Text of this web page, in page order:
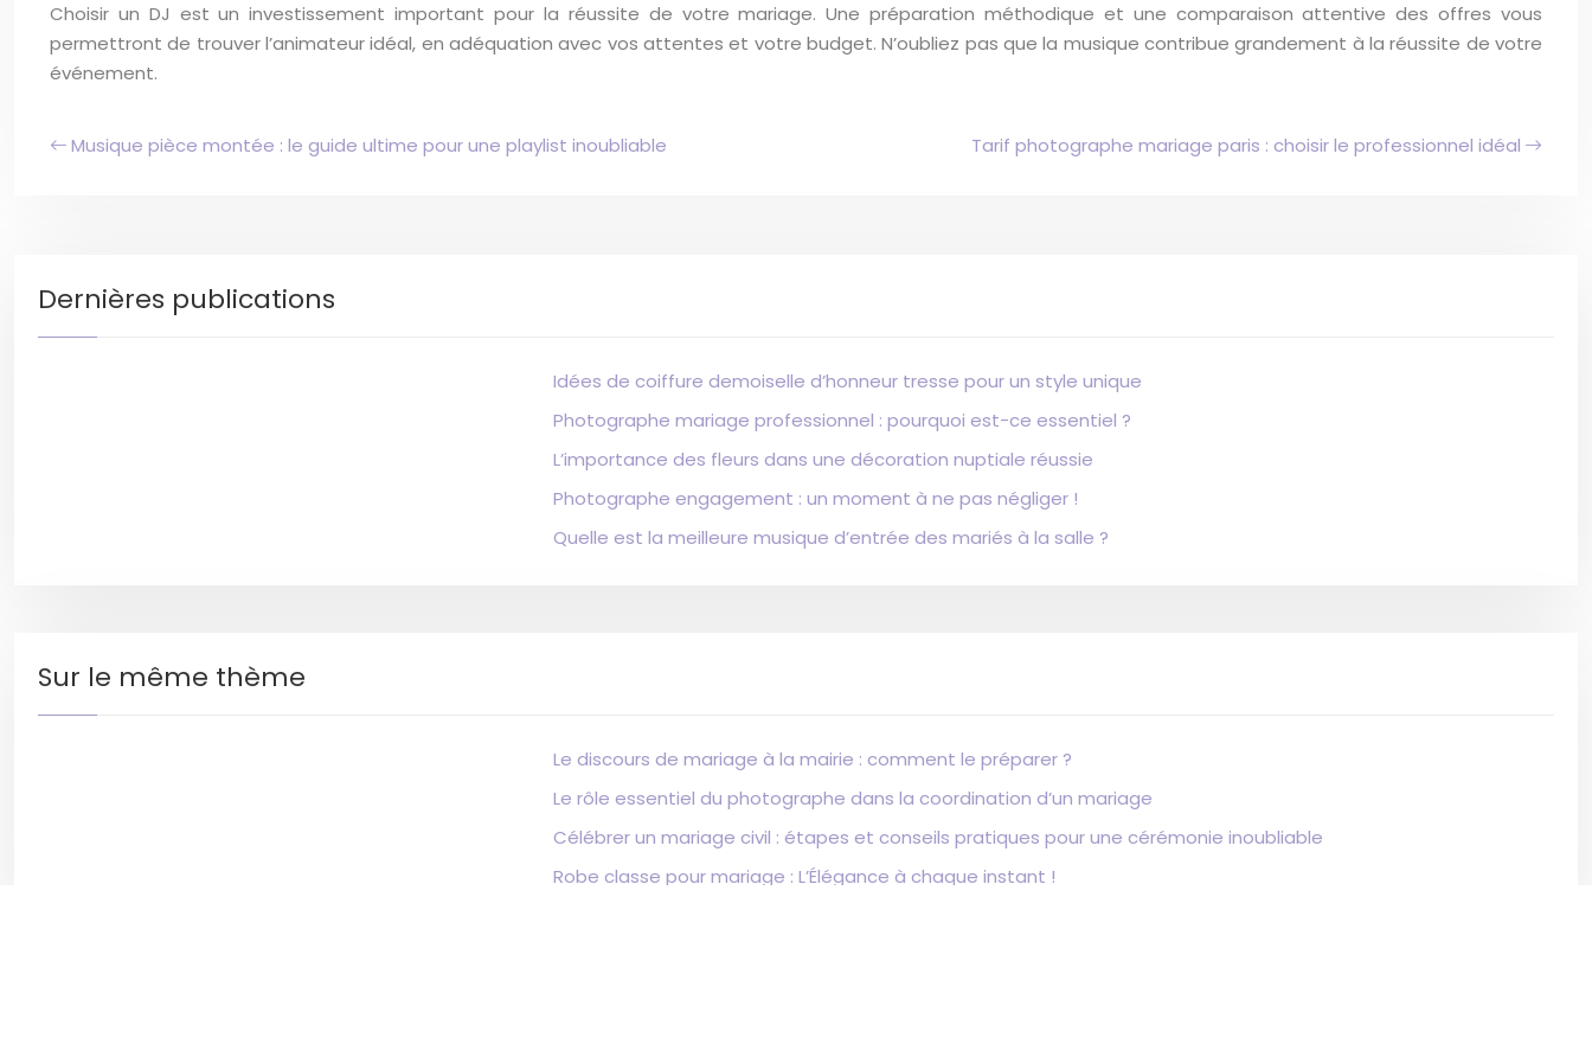
Choisir un DJ est un investissement important pour la réussite de votre mariage. Une préparation méthodique et une comparaison attentive des offres vous
permettront de trouver l’animateur idéal, en adéquation avec vos attentes et votre budget. N’oubliez pas que la musique contribue grandement à la réussite de votre
événement.
Musique pièce montée : le guide ultime pour une playlist inoubliable Tarif photographe mariage paris : choisir le professionnel idéal
Dernières publications
Idées de coiffure demoiselle d’honneur tresse pour un style unique
Photographe mariage professionnel : pourquoi est-ce essentiel ?
L’importance des fleurs dans une décoration nuptiale réussie
Photographe engagement : un moment à ne pas négliger !
Quelle est la meilleure musique d’entrée des mariés à la salle ?
Sur le même thème
Le discours de mariage à la mairie : comment le préparer ?
Le rôle essentiel du photographe dans la coordination d’un mariage
Célébrer un mariage civil : étapes et conseils pratiques pour une cérémonie inoubliable
Robe classe pour mariage : L’Élégance à chaque instant !